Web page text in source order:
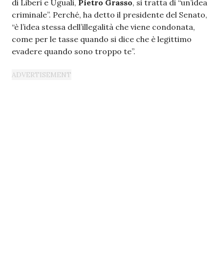
di Liberi e Uguali, Pietro Grasso, si tratta di “un’idea
criminale”. Perché, ha detto il presidente del Senato,
“è l’idea stessa dell’illegalità che viene condonata,
come per le tasse quando si dice che è legittimo
evadere quando sono troppo te”.